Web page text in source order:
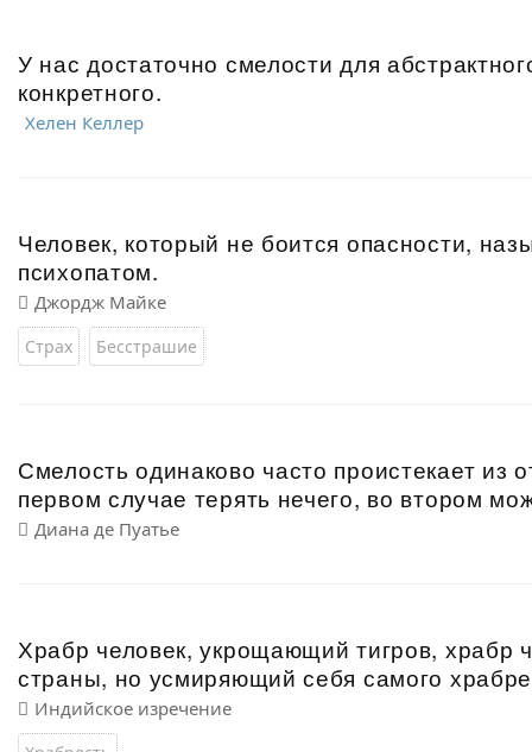
У нас достаточно смелости для
конкретного.
Хелен Келлер
Человек, который не боится опасности,
психопатом.
Джордж Майке
Страх Бесстрашие
Смелость одинаково часто проистекает из
первом случае терять нечего, во втором
Диана де Пуатье
Храбр человек, укрощающий тигров, храбр
страны, но усмиряющий себя самого
Индийское изречение